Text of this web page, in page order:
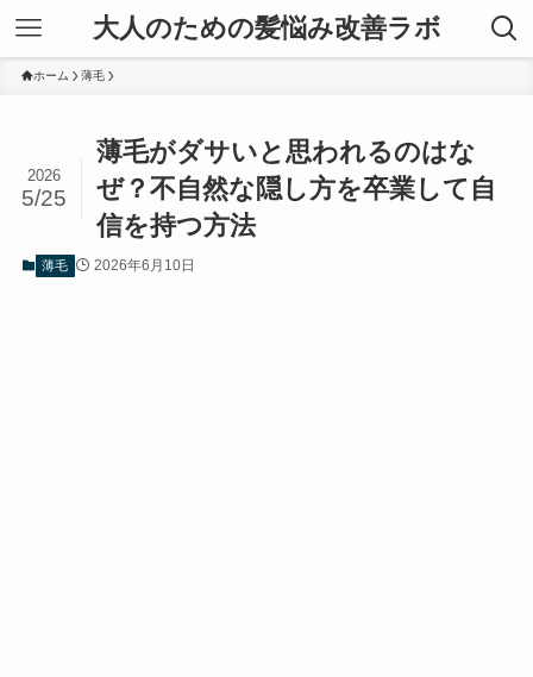
大人のための髪悩み改善ラボ
ホーム 薄毛
薄毛がダサいと思われるのはな
ぜ？不自然な隠し方を卒業して自
信を持つ方法
2026
5/25
薄毛 2026年6月10日